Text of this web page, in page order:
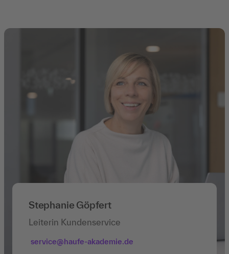
Stephanie Göpfert
Leiterin Kundenservice
service@haufe-akademie.de